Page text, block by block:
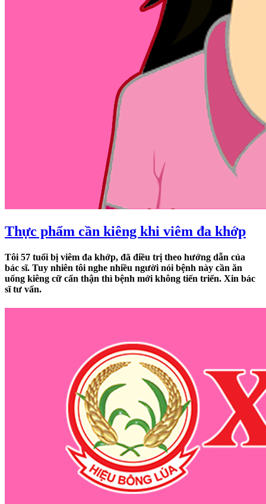
Thực phẩm cần kiêng khi viêm đa khớp
Tôi 57 tuổi bị viêm đa khớp, đã điều trị theo hướng dẫn của
bác sĩ. Tuy nhiên tôi nghe nhiều người nói bệnh này cần ăn
uống kiêng cữ cẩn thận thì bệnh mới không tiến triển. Xin bác
sĩ tư vấn.